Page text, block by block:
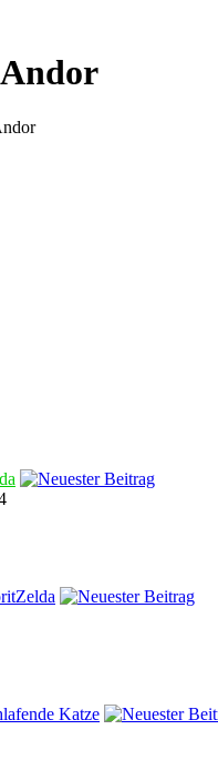
Katze